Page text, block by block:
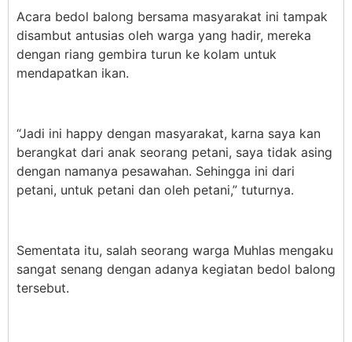
Acara bedol balong bersama masyarakat ini tampak
disambut antusias oleh warga yang hadir, mereka
dengan riang gembira turun ke kolam untuk
mendapatkan ikan.
“Jadi ini happy dengan masyarakat, karna saya kan
berangkat dari anak seorang petani, saya tidak asing
dengan namanya pesawahan. Sehingga ini dari
petani, untuk petani dan oleh petani,” tuturnya.
Sementata itu, salah seorang warga Muhlas mengaku
sangat senang dengan adanya kegiatan bedol balong
tersebut.